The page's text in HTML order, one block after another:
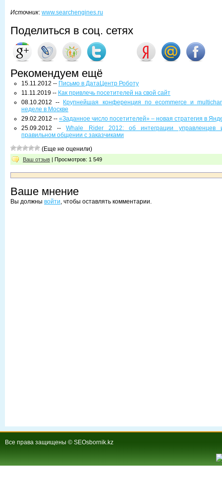
Источник: www.searchengines.ru
Поделиться в соц. сетях
Рекомендуем ещё
15.11.2012 -- Письмо в ДатаЦентр Роботу
11.11.2019 -- Как привлечь посетителей на свой сайт
08.10.2012 --
Крупнейшая конференция по ecommerce и
неделе в Москве
29.02.2012 -- «Заданное число посетителей» – новая стратегия в
25.09.2012 --Whale Rider 2012: об интеграции управленцев
правильном общении с заказчиками
(Еще не оценили)
Ваш отзыв | Просмотров: 1 549
Ваше мнение
Вы должны войти, чтобы оставлять комментарии.
Все права защищены © SEOsbornik.kz